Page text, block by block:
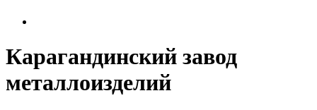
Карагандинский завод
металлоизделий